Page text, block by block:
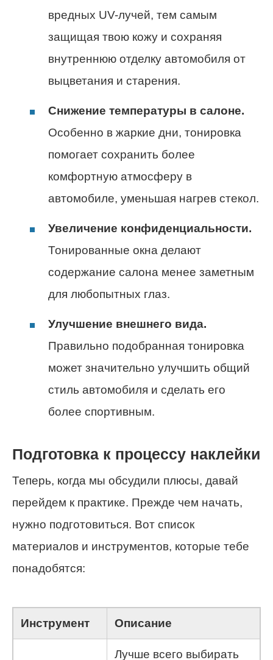
вредных UV-лучей, тем самым
защищая твою кожу и сохраняя
внутреннюю отделку автомобиля от
выцветания и старения.
Снижение температуры в салоне.
Особенно в жаркие дни, тонировка
помогает сохранить более
комфортную атмосферу в
автомобиле, уменьшая нагрев стекол.
Увеличение конфиденциальности.
Тонированные окна делают
содержание салона менее заметным
для любопытных глаз.
Улучшение внешнего вида.
Правильно подобранная тонировка
может значительно улучшить общий
стиль автомобиля и сделать его
более спортивным.
Подготовка к процессу наклейки
Теперь, когда мы обсудили плюсы, давай
перейдем к практике. Прежде чем начать,
нужно подготовиться. Вот список
материалов и инструментов, которые тебе
понадобятся:
Инструмент Описание
Лучше всего выбирать